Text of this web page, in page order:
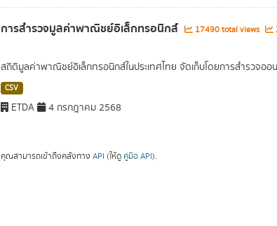
การสำรวจมูลค่าพาณิชย์อิเล็กทรอนิกส์ 17490 total views
สถิติมูลค่าพาณิชย์อิเล็กทรอนิกส์ในประเทศไทย จัดเก็บโดยการสำรวจอ
CSV
ETDA 4 กรกฎาคม 2568
คุณสามารถเข้าถึงคลังทาง API (ให้ดู คู่มือ API).